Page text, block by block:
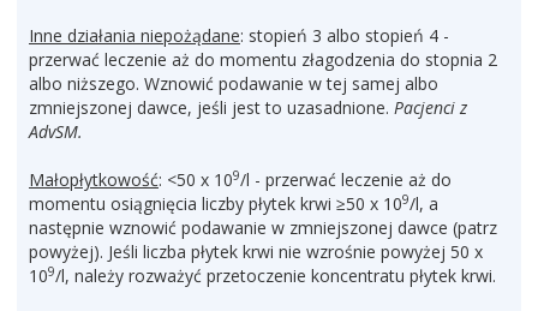
Inne działania niepożądane: stopień 3 albo stopień 4 -
przerwać leczenie aż do momentu złagodzenia do stopnia 2
albo niższego. Wznowić podawanie w tej samej albo
zmniejszonej dawce, jeśli jest to uzasadnione. Pacjenci z
AdvSM.
Małopłytkowość: <50 x 109/l - przerwać leczenie aż do
momentu osiągnięcia liczby płytek krwi ≥50 x 109/l, a
następnie wznowić podawanie w zmniejszonej dawce (patrz
powyżej). Jeśli liczba płytek krwi nie wzrośnie powyżej 50 x
109/l, należy rozważyć przetoczenie koncentratu płytek krwi.